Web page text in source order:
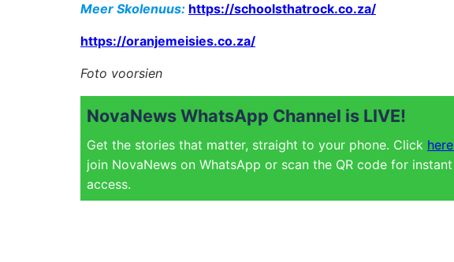
Meer Skolenuus: https://schoolsthatrock.co.za/
https://oranjemeisies.co.za/
Foto voorsien
NovaNews WhatsApp Channel is LIVE!
Get the stories that matter, straight to your phone. Click here
join NovaNews on WhatsApp or scan the QR code for instant
access.